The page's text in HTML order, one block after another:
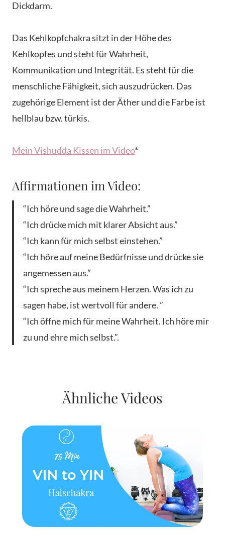
Dickdarm.
Das Kehlkopfchakra sitzt in der Höhe des
Kehlkopfes und steht für Wahrheit,
Kommunikation und Integrität. Es steht für die
menschliche Fähigkeit, sich auszudrücken. Das
zugehörige Element ist der Äther und die Farbe ist
hellblau bzw. türkis.
Mein Vishudda Kissen im Video*
Affirmationen im Video:
“Ich höre und sage die Wahrheit.”
“Ich drücke mich mit klarer Absicht aus.”
“Ich kann für mich selbst einstehen.”
“Ich höre auf meine Bedürfnisse und drücke sie
angemessen aus.”
“Ich spreche aus meinem Herzen. Was ich zu
sagen habe, ist wertvoll für andere. ”
“Ich öffne mich für meine Wahrheit. Ich höre mir
zu und ehre mich selbst.”.
Ähnliche Videos